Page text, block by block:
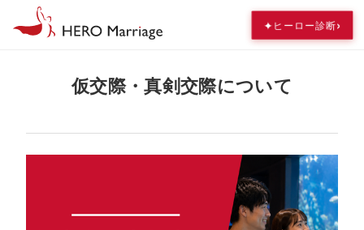
✦ヒーロー診断›
仮交際・真剣交際について